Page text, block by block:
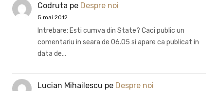
Codruta pe Despre noi
5 mai 2012
Intrebare: Esti cumva din State? Caci public un
comentariu in seara de 06.05 si apare ca publicat in
data de…
Lucian Mihailescu pe Despre noi